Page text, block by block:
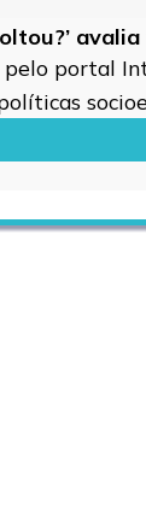
portal